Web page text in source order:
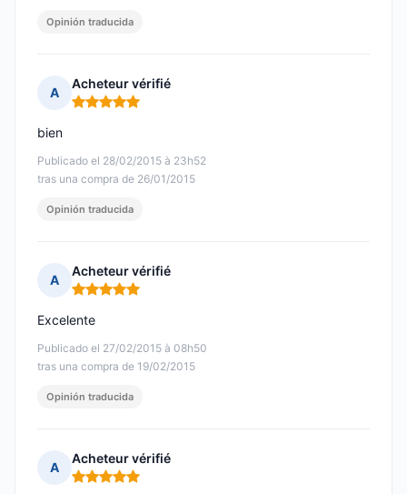
Opinión traducida
A
Acheteur vérifié
Nota: 5 de 5
Publicado el 28/02/2015 à 23h52
tras una compra de 26/01/2015
bien
Opinión traducida
A
Acheteur vérifié
Nota: 5 de 5
Publicado el 27/02/2015 à 08h50
tras una compra de 19/02/2015
Excelente
Opinión traducida
A
Acheteur vérifié
Nota: 5 de 5